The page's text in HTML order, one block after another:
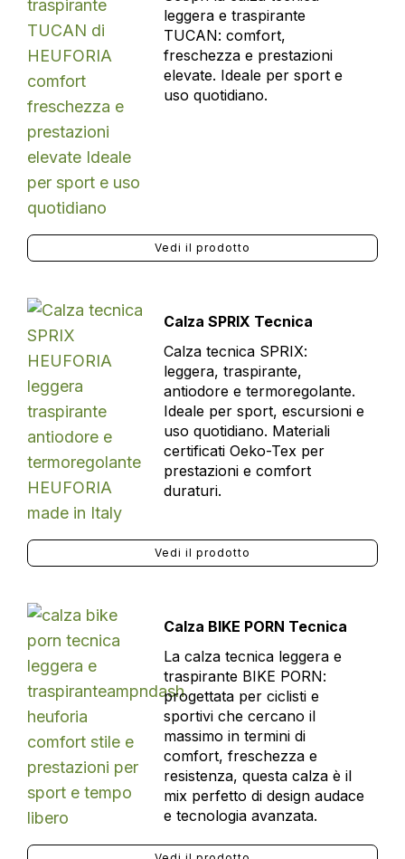
leggera e traspirante
TUCAN: comfort,
freschezza e prestazioni
elevate. Ideale per sport e
uso quotidiano.
Vedi il prodotto
Calza SPRIX Tecnica
Calza tecnica SPRIX:
leggera, traspirante,
antiodore e termoregolante.
Ideale per sport, escursioni e
uso quotidiano. Materiali
certificati Oeko-Tex per
prestazioni e comfort
duraturi.
Vedi il prodotto
Calza BIKE PORN Tecnica
La calza tecnica leggera e
traspirante BIKE PORN:
progettata per ciclisti e
sportivi che cercano il
massimo in termini di
comfort, freschezza e
resistenza, questa calza è il
mix perfetto di design audace
e tecnologia avanzata.